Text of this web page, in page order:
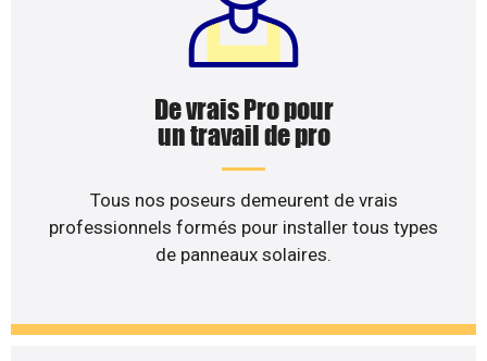
De vrais Pro pour
un travail de pro
Tous nos poseurs demeurent de vrais
professionnels formés pour installer tous types
de panneaux solaires.